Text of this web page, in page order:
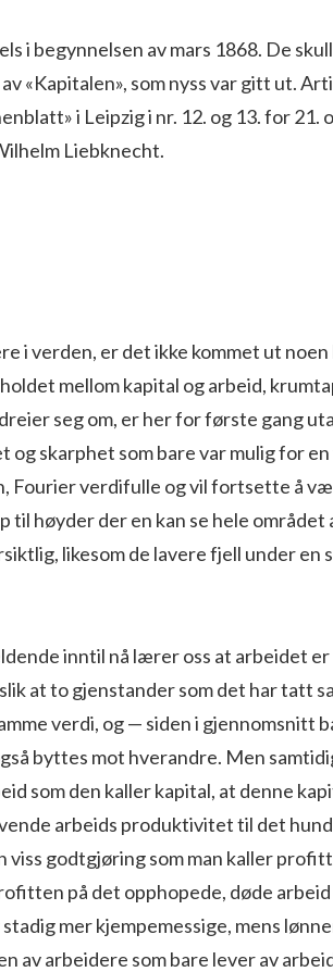
i begynnelsen av mars 1868. De
«Kapitalen», som nyss var gitt ut.
i Leipzig i nr. 12. og 13. for 21.
Liebknecht.
i verden, er det ikke kommet ut noen
mellom kapital og arbeid,
seg om, er her for første gang
skarphet som bare var mulig for
Fourier verdifulle og vil fortsette å
høyder der en kan se hele området
likesom de lavere fjell under en
inntil nå lærer oss at arbeidet er
at to gjenstander som det har tatt
verdi, og — siden i gjennom­snitt
byttes mot hverandre. Men
som den kaller kapital, at denne
arbeids produkti­vitet til det
godtgjøring som man kaller
på det opphopede, døde
mer kjempemessige, mens
av arbeidere som bare lever av